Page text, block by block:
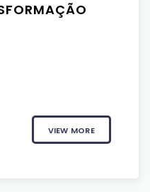
VIEW MORE